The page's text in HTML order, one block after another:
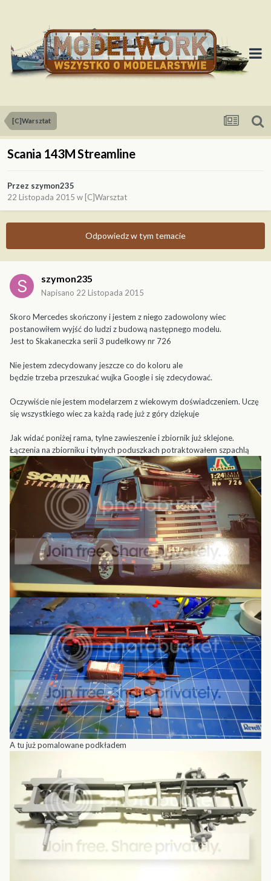
[C]Warsztat
Scania 143M Streamline
Przez szymon235
22 Listopada 2015 w [C]Warsztat
Odpowiedz w tym temacie
szymon235
Napisano 22 Listopada 2015
Skoro Mercedes skończony i jestem z niego zadowolony wiec
postanowiłem wyjść do ludzi z budową następnego modelu.
Jest to Skakaneczka serii 3 pudełkowy nr 726
Nie jestem zdecydowany jeszcze co do koloru ale
będzie trzeba przeszukać wujka Google i się zdecydować.
Oczywiście nie jestem modelarzem z wiekowym doświadczeniem. Uczę
się wszystkiego wiec za każdą radę już z góry dziękuje
Jak widać poniżej rama, tylne zawieszenie i zbiornik już sklejone.
Łączenia na zbiorniku i tylnych poduszkach potraktowałem szpachlą
A tu już pomalowane podkładem